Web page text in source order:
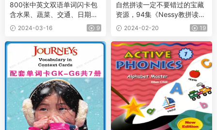
800张中英文双语单词闪卡包
含水果、蔬菜、交通、日期、
天气等10大类单词
2024-03-16 9
自然拼读一定不要错过的宝藏
资源，94集《Nessy教拼读》
和《Go Hairy》教学视频
2024-02-20 19